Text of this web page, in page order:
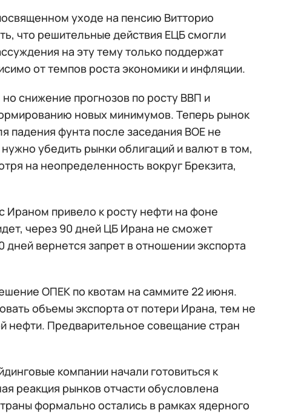
уходе на пенсию Витторио
что решительные действия ЕЦБ смогли
на эту тему только поддержат
от темпов роста экономики и инфляции.
снижение прогнозов по росту ВВП и
новых минимумов. Теперь рынок
падения фунта после заседания ВOЕ не
убедить рынки облигаций и валют в том,
на неопределенность вокруг Брекзита,
привело к росту нефти на фоне
через 90 дней ЦБ Ирана не сможет
вернется запрет в отношении экспорта
ОПЕК по квотам на саммите 22 июня.
объемы экспорта от потери Ирана, тем не
нефти. Предварительное совещание стран
компании начали готовиться к
реакция рынков отчасти обусловлена
формально остались в рамках ядерного